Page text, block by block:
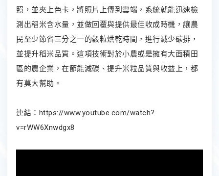
照，並夾上色卡，將照片上傳到雲端，系統就能迅速檢
測出稻米含水量，並做回覆與提供最佳收成時機，讓農
民至少節省三分之一的穀粒烘乾時間，進行減少碳排，
並提升稻米品質。這項技術對於小農或是擁有大面積田
區的農企業，在節能減碳、提升米粒品質與收益上，都
有莫大幫助。
連結： https://www.youtube.com/watch?
v=rWW6Xnwdgx8